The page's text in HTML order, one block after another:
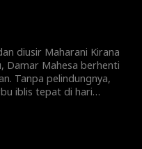
mendirikan dinasti baru,
langit.
diusir Maharani Kirana
Damar Mahesa berhenti
Tanpa pelindungnya,
iblis tepat di hari
mendirikan dinasti baru,
langit.